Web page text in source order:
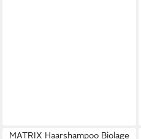
MATRIX Haarshampoo Biolage